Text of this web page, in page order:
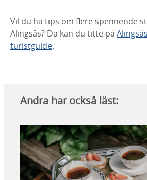
Vil du ha tips om flere spennende
Alingsås? Da kan du titte på
turistguide.
Andra har också läst: